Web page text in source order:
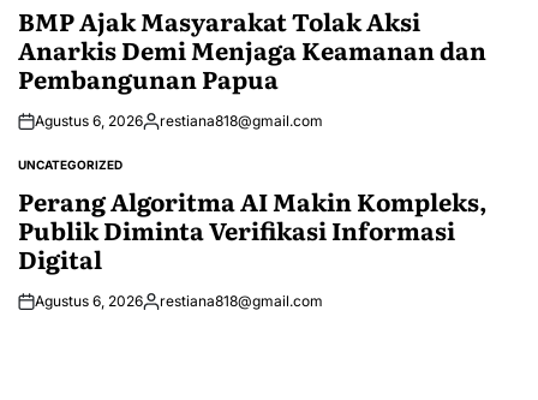
BMP Ajak Masyarakat Tolak Aksi
Anarkis Demi Menjaga Keamanan dan
Pembangunan Papua
Agustus 6, 2026Posted
restiana818@gmail.com
POSTED
UNCATEGORIZED
Perang Algoritma AI Makin Kompleks,
Publik Diminta Verifikasi Informasi
Digital
Agustus 6, 2026Posted
restiana818@gmail.com